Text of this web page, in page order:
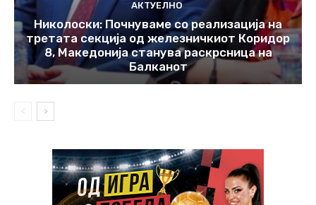
АКТУЕЛНО
Николоски: Почнуваме со реализација на
третата секција од железничкиот Коридор
8, Македонија станува раскрсница на
Балканот